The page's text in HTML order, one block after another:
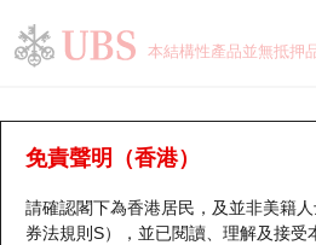
本結構性產品並無抵押
免責聲明（香港）
請確認閣下為香港居民，及並非美籍
券法規則S），並已閱讀、理解及接受
牛熊證分析儀
表現 街貨統計 比較
瑞銀認股證一覽
新發行瑞銀認股證
街貨統計
比較
牛熊全景快搜
牛熊證搜尋
街貨統計
比較
十大升幅/跌幅
十大認股證成交分佈
正股分析儀
二十大活躍股份
持股比重
顯示所有持股比重
每月輪證大市專題
輪證專欄